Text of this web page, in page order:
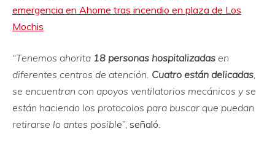
emergencia en Ahome tras incendio en plaza de Los
Mochis
“Tenemos ahorita 18 personas hospitalizadas en
diferentes centros de atención. Cuatro están delicadas
se encuentran con apoyos ventilatorios mecánicos y se
están haciendo los protocolos para buscar que puedan
retirarse lo antes posible”, señaló.